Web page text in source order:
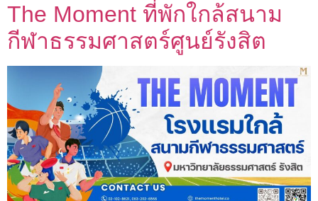
The Moment ที่พักใกล้สนาม
กีฬาธรรมศาสตร์ศูนย์รังสิต